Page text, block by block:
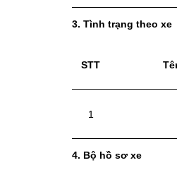
3. Tình trạng theo xe
STT
1
4. Bộ hồ sơ xe